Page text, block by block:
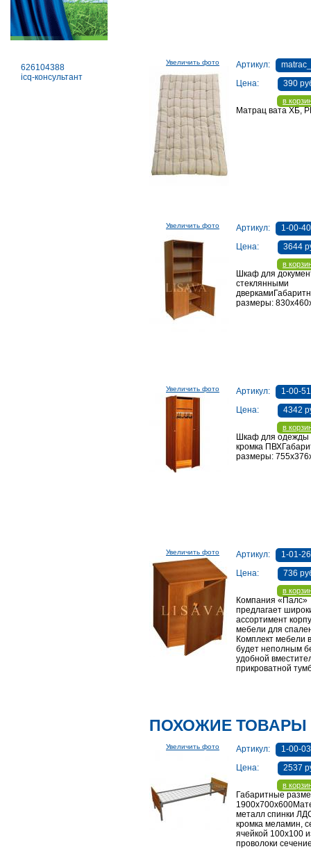
626104388
icq-консультант
Увеличить фото Артикул:
Цена:
390
в
Матрац вата ХБ,
Увеличить фото Артикул:
1-00-40
Цена:
3644
в
Шкаф для
стеклянными
размеры:
Увеличить фото Артикул:
1-00-51
Цена:
4342
в
Шкаф для
кромка
размеры:
Увеличить фото Артикул:
1-01-26
Цена:
736
в
Компания «Палс»
предлагает
ассортимент
мебели для
Комплект мебели
будет неполным
удобной
прикроватной
ПОХОЖИЕ ТОВАРЫ
Увеличить фото Артикул:
1-00-03
Цена:
2537
в
Габаритные
металл спинки
кромка меламин,
ячейкой 100х100
проволоки